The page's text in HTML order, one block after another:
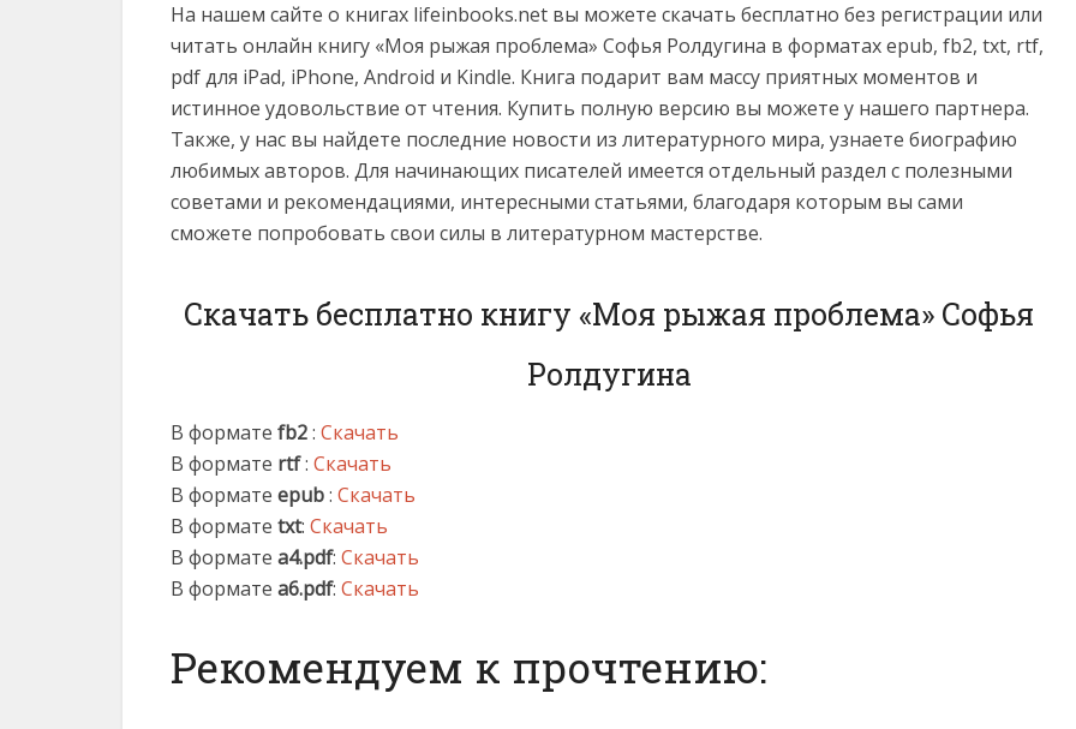
На нашем сайте о книгах lifeinbooks.net вы можете скачать бесплатно без регистрации или
читать онлайн книгу «Моя рыжая проблема» Софья Ролдугина в форматах epub, fb2, txt, rtf,
pdf для iPad, iPhone, Android и Kindle. Книга подарит вам массу приятных моментов и
истинное удовольствие от чтения. Купить полную версию вы можете у нашего партнера.
Также, у нас вы найдете последние новости из литературного мира, узнаете биографию
любимых авторов. Для начинающих писателей имеется отдельный раздел с полезными
советами и рекомендациями, интересными статьями, благодаря которым вы сами
сможете попробовать свои силы в литературном мастерстве.
Скачать бесплатно книгу «Моя рыжая проблема» Софья
Ролдугина
В формате fb2: Скачать
В формате rtf: Скачать
В формате epub: Скачать
В формате txt: Скачать
В формате a4.pdf: Скачать
В формате a6.pdf: Скачать
Рекомендуем к прочтению: